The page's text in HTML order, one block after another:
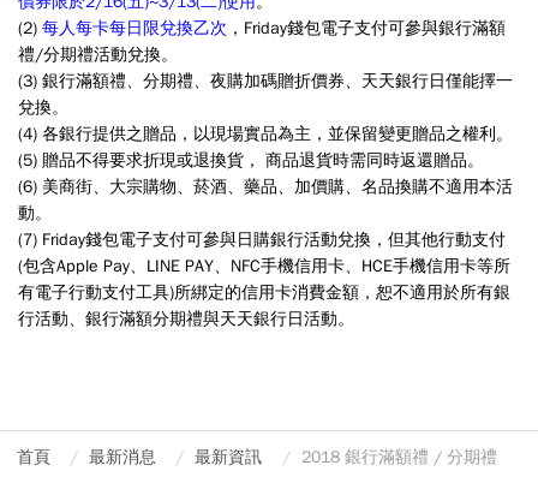
(2) 每人每卡每日限兌換乙次 ，Friday錢包電子支付可參與銀行滿額
禮/分期禮活動兌換。
(3) 銀行滿額禮、分期禮、夜購加碼贈折價券、天天銀行日僅能擇一
兌換。
(4) 各銀行提供之贈品，以現場實品為主，並保留變更贈品之權利。
(5) 贈品不得要求折現或退換貨， 商品退貨時需同時返還贈品。
(6) 美商街、大宗購物、菸酒、藥品、加價購、名品換購不適用本活
動。
(7) Friday錢包電子支付可參與日購銀行活動兌換，但其他行動支付
(包含Apple Pay、LINE PAY、NFC手機信用卡、HCE手機信用卡等所
有電子行動支付工具)所綁定的信用卡消費金額，恕不適用於所有銀
行活動、銀行滿額分期禮與天天銀行日活動。
首頁 最新消息 最新資訊 2018 銀行滿額禮 / 分期禮